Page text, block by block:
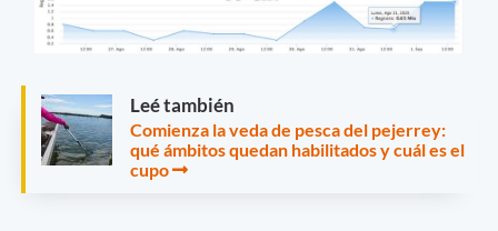
Leé también
Comienza la veda de pesca del pejerrey:
qué ámbitos quedan habilitados y cuál es el
cupo